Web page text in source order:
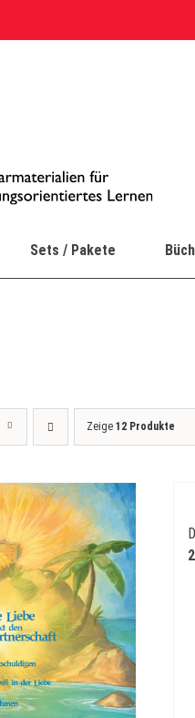
Sets / Pakete
Zeige 12 Produkte